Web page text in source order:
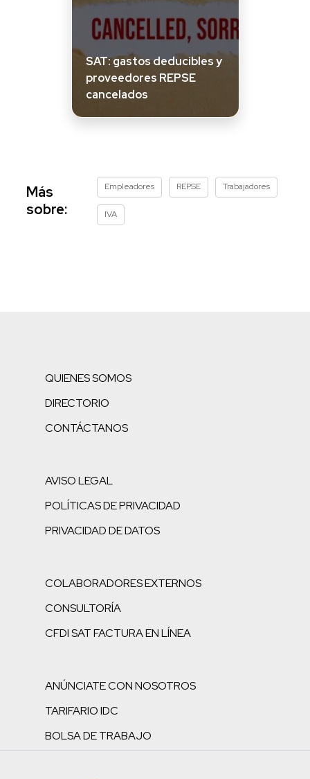
SAT: gastos deducibles y
proveedores REPSE
cancelados
Más
sobre:
Empleadores REPSE Trabajadores
IVA
QUIENES SOMOS
DIRECTORIO
CONTÁCTANOS
AVISO LEGAL
POLÍTICAS DE PRIVACIDAD
PRIVACIDAD DE DATOS
COLABORADORES EXTERNOS
CONSULTORÍA
CFDI SAT FACTURA EN LÍNEA
ANÚNCIATE CON NOSOTROS
TARIFARIO IDC
BOLSA DE TRABAJO